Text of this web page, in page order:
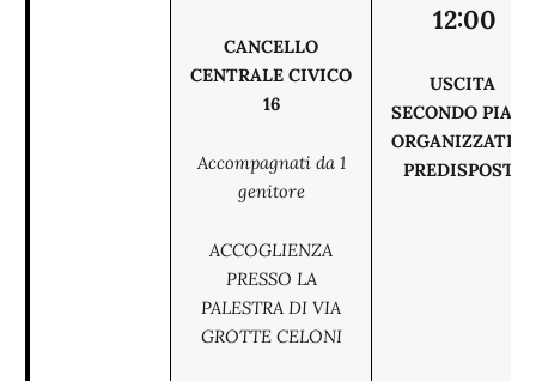
CANCELLO
CENTRALE CIVICO
16
Accompagnati da 1
genitore
ACCOGLIENZA
PRESSO LA
PALESTRA DI VIA
GROTTE CELONI
12:00
USCITA
SECONDO
PREDISPOSTO